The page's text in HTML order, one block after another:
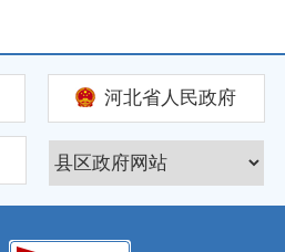
河北省人民政府